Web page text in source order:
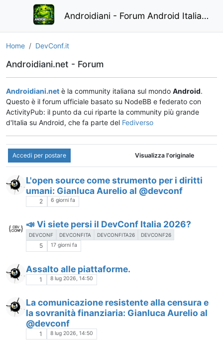
Androidiani - Forum Android Italiano
Home DevConf.it
Androidiani.net - Forum
Androidiani.net è la community italiana sul mondo Android.
Questo è il forum ufficiale basato su NodeBB e federato con
ActivityPub: il punto da cui riparte la community più grande
d'Italia su Android, che fa parte del Fediverso
Accedi per postare Visualizza l'originale
L'open source come strumento per i diritti
umani: Gianluca Aurelio al @devconf
2 6 giorni fa
📣 Vi siete persi il DevConf Italia 2026?
DEVCONF DEVCONFITA DEVCONFITA26 DEVCONF26
5 17 giorni fa
Assalto alle piattaforme.
1 8 lug 2026, 14:50
La comunicazione resistente alla censura e
la sovranità finanziaria: Gianluca Aurelio al
@devconf
1 8 lug 2026, 14:50